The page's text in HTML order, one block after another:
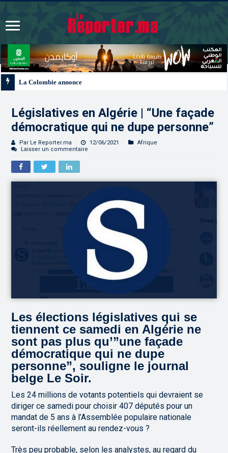
Législatives en Algérie | “Une façade
démocratique qui ne dupe personne”
Par Le Reporter.ma 12/06/2021
Afrique
Laisser un commentaire
Les élections législatives qui se
tiennent ce samedi en Algérie ne
sont pas plus qu’”une façade
démocratique qui ne dupe
personne”, souligne le journal
belge Le Soir.
Les 24 millions de votants potentiels qui devraient se
diriger ce samedi pour choisir 407 députés pour un
mandat de 5 ans à l’Assemblée populaire nationale
seront-ils réellement au rendez-vous ?
Très peu probable, selon les analystes, au regard du